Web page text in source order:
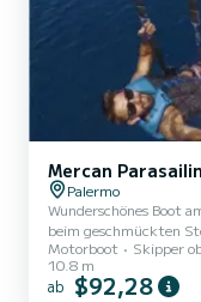
Mercan
Palermo
Wunderschönes Boot
beim geschmückten
Rettungspersonal für
Innenbordmotor
von 25 Knoten. Das
Motorboot Skipper
10.8 m
ab $92,28